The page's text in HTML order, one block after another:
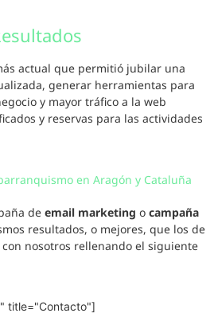
actual que permitió jubilar una
generar herramientas para
y mayor tráfico a la web
y reservas para las actividades
en Aragón y Cataluña
de email marketing o campaña
resultados, o mejores, que los de
con nosotros rellenando el siguiente
title="Contacto"]